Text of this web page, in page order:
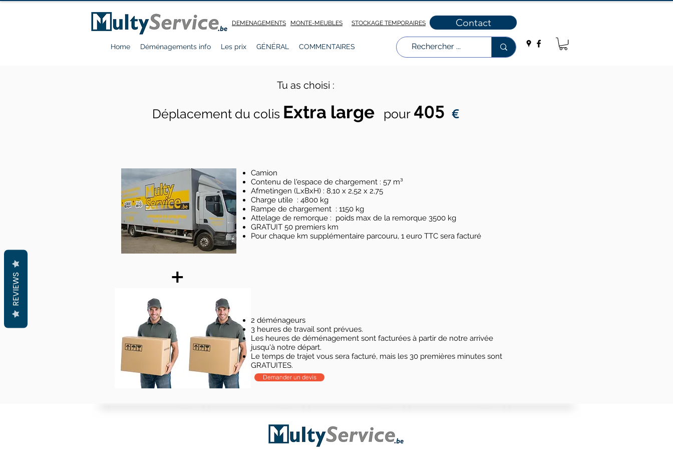
DEMENAGEMENTS MONTE-MEUBLES STOCKAGE TEMPORAIRES
Home Déménagements info Les prix GÉNÉRAL COMMENTAIRES
Contact
Tu as choisi :
Déplacement du colis Extra large pour 405 €
Camion
Contenu de l'espace de chargement : 57 m³
Afmetingen (LxBxH) : 8,10 x 2,52 x 2,75
Charge utile : 4800 kg
Rampe de chargement : 1150 kg
Attelage de remorque : poids max de la remorque 3500 kg
GRATUIT 50 premiers km
Pour chaque km supplémentaire parcouru, 1 euro TTC sera facturé
+
2 déménageurs
3 heures de travail sont prévues.
Les heures de déménagement sont facturées à partir de notre arrivée
jusqu'à notre départ.
Le temps de trajet vous sera facturé, mais les 30 premières minutes sont
GRATUITES.
Demander un devis
REVIEWS